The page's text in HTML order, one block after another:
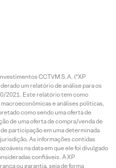
CCTVM S.A. (“XP
um relatório de análise para os
2021. Este relatório tem como
e análises políticas,
como sendo uma oferta de
de uma oferta de compra/venda de
participação em uma determinada
As informações contidas
na data em que ele foi divulgado
confiáveis. A XP
ou garantia, seja de forma